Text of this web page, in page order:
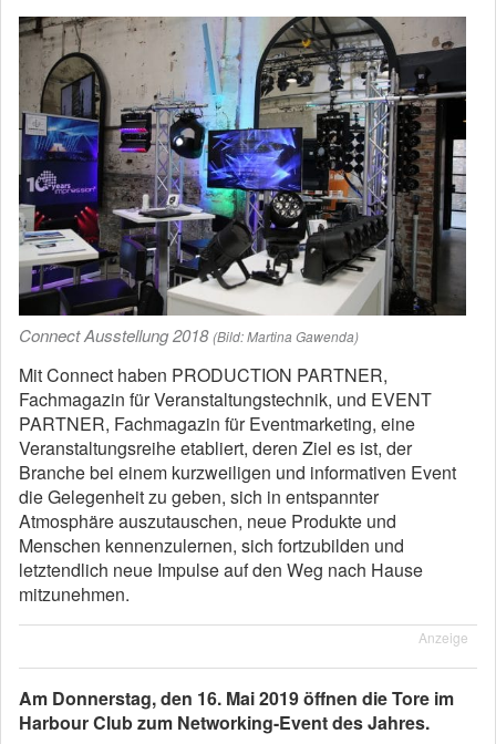
Connect Ausstellung 2018 (Bild: Martina Gawenda)
Mit Connect haben PRODUCTION PARTNER,
Fachmagazin für Veranstaltungstechnik, und EVENT
PARTNER, Fachmagazin für Eventmarketing, eine
Veranstaltungsreihe etabliert, deren Ziel es ist, der
Branche bei einem kurzweiligen und informativen Event
die Gelegenheit zu geben, sich in entspannter
Atmosphäre auszutauschen, neue Produkte und
Menschen kennenzulernen, sich fortzubilden und
letztendlich neue Impulse auf den Weg nach Hause
mitzunehmen.
Anzeige
Am Donnerstag, den 16. Mai 2019 öffnen die Tore im
Harbour Club zum Networking-Event des Jahres.